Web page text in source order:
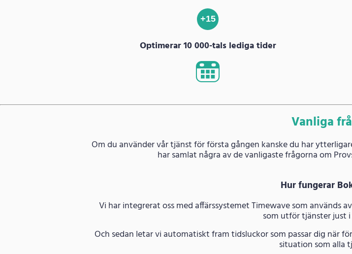
+15
Optimerar 10 000-tals lediga tider
Vanliga
Om du använder vår tjänst för första gången kanske du har
har samlat några av de vanligaste frågorna om
Hur fungerar
Vi har integrerat oss med affärssystemet Timewave som används
som utför tjänster just
Och sedan letar vi automatiskt fram tidsluckor som passar dig när
situation som alla